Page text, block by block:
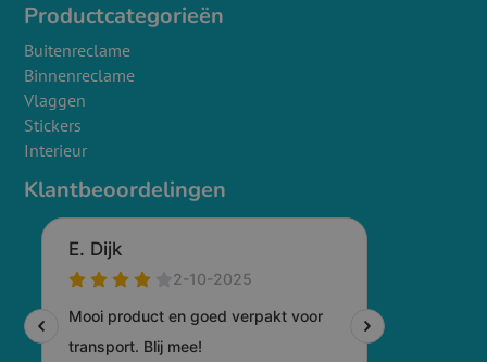
Productcategorieën
Buitenreclame
Binnenreclame
Vlaggen
Stickers
Interieur
Klantbeoordelingen